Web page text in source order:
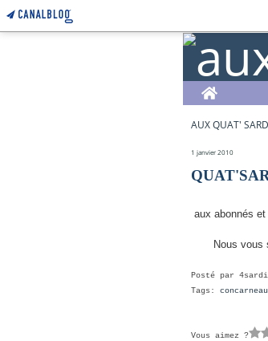
Home
AUX QUAT'
1 janvier 2010
aux abonnés
Nous vous
Posté par
Tags: concarneau
Vous aimez ?